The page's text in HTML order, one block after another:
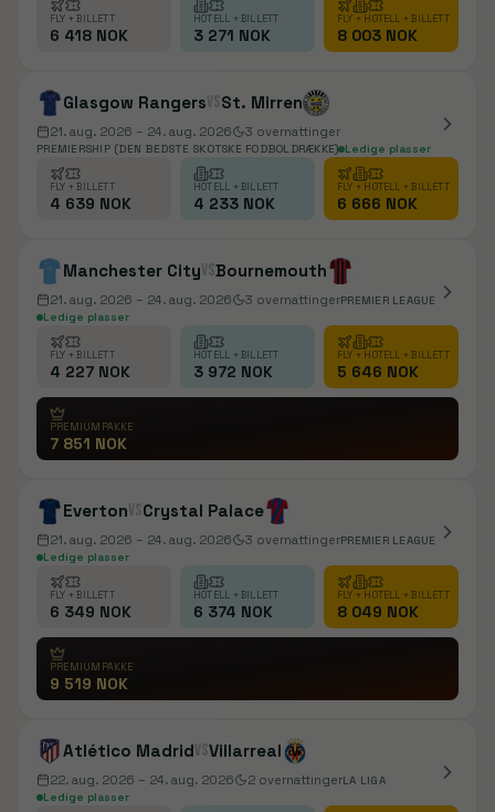
FLY + BILLETT
6 418 NOK
HOTELL + BILLETT
3 271 NOK
FLY + HOTELL + BILLETT
8 003 NOK
Glasgow RangersvsSt. Mirren
21. aug. 2026 – 24. aug. 2026 3 overnattinger
PREMIERSHIP (DEN BEDSTE SKOTSKE FODBOLDRÆKKE) Ledige plasser
FLY + BILLETT
4 639 NOK
HOTELL + BILLETT
4 233 NOK
FLY + HOTELL + BILLETT
6 666 NOK
Manchester CityvsBournemouth
21. aug. 2026 – 24. aug. 2026 3 overnattingerPREMIER LEAGUE
Ledige plasser
FLY + BILLETT
4 227 NOK
HOTELL + BILLETT
3 972 NOK
FLY + HOTELL + BILLETT
5 646 NOK
PREMIUMPAKKE
7 851 NOK
EvertonvsCrystal Palace
21. aug. 2026 – 24. aug. 2026 3 overnattingerPREMIER LEAGUE
Ledige plasser
FLY + BILLETT
6 349 NOK
HOTELL + BILLETT
6 374 NOK
FLY + HOTELL + BILLETT
8 049 NOK
PREMIUMPAKKE
9 519 NOK
Atlético MadridvsVillarreal
22. aug. 2026 – 24. aug. 2026 2 overnattingerLA LIGA
Ledige plasser